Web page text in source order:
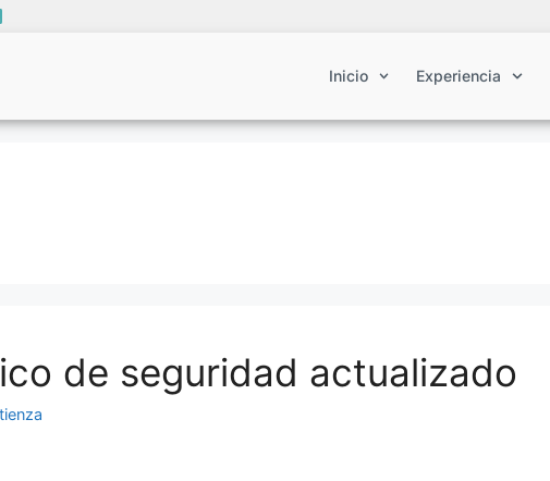
Inicio Experiencia
de seguridad actualizado